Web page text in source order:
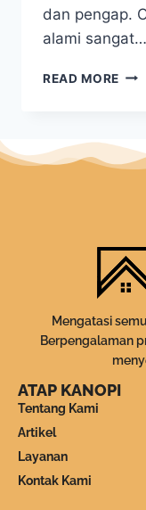
dan pengap.
alami sangat…
READ MORE
Mengatasi
Berpengalaman
ATAP KANOPI
Tentang Kami
Artikel
Layanan
Kontak Kami